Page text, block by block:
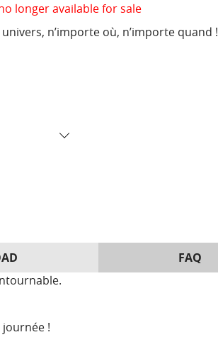
longer available for sale
n’importe où, n’importe quand !
FAQ
!